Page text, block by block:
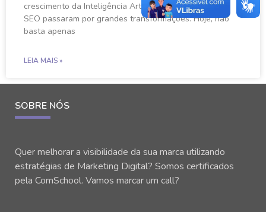
crescimento da Inteligência Artificial, as estratégias de
SEO passaram por grandes transformações. Hoje, não
basta apenas
LEIA MAIS »
SOBRE NÓS
Quer melhorar a visibilidade da sua marca utilizando
estratégias de Marketing Digital? Somos certificados
pela ComSchool. Vamos marcar um call?